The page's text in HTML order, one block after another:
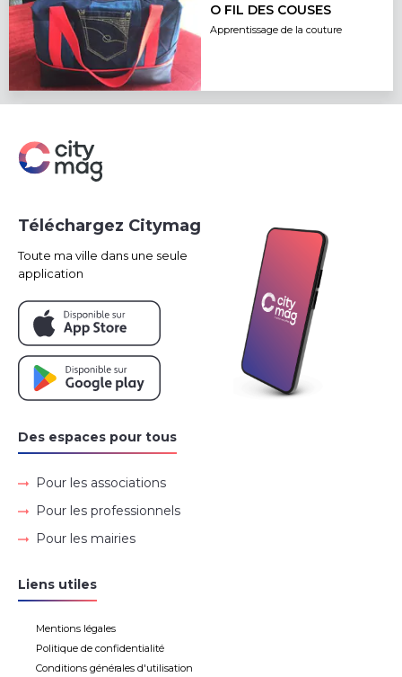
O FIL DES COUSES
Apprentissage de la couture
Des espaces pour tous
Pour les associations
Pour les professionnels
Pour les mairies
Liens utiles
Mentions légales
Politique de confidentialité
Conditions générales d'utilisation
Téléchargez Citymag
Toute ma ville dans une seule
application